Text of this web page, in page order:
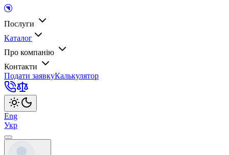
Послуги
Каталог
Про компанію
Контакти
Подати заявкуКалькулятор
Eng
Укр